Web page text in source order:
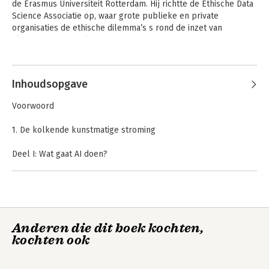
de Erasmus Universiteit Rotterdam. Hij richtte de Ethische Data
Science Associatie op, waar grote publieke en private
organisaties de ethische dilemma’s s rond de inzet van
Inhoudsopgave
Voorwoord
1. De kolkende kunstmatige stroming
Deel I: Wat gaat AI doen?
5. Het grotere plaatje: technische revoluties en
maatschappelijke verschuivingen
Anderen die dit boek kochten,
kochten ook